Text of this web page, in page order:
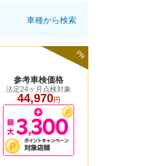
車種から検索
PR
参考車検価格
法定24ヶ月点検対象
44,970円